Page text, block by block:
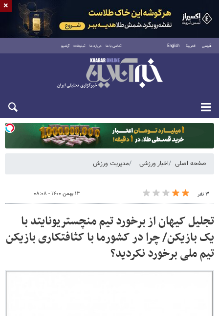
فارسی العربية English تماس با ما درباره ما تبلیغات آرشیو
دوشنبه ۱۹ مرداد ۱۴۰۵
صفحه اصلی اخبار ورزشی مدیریت ورزش
۳ نفر ۱۳ بهمن ۱۴۰۰ - ۰۸:۰۸
تجلیل کیهان از برخورد تیم منچستریونایتد با
یک بازیکن/ چرا در کشورما با کثافتکاری بازیکن
تیم ملی برخورد نکردید؟
×